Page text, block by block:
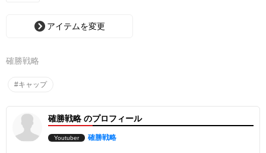
アイテムを変更
確勝戦略
#キャップ
確勝戦略 のプロフィール
Youtuber 確勝戦略